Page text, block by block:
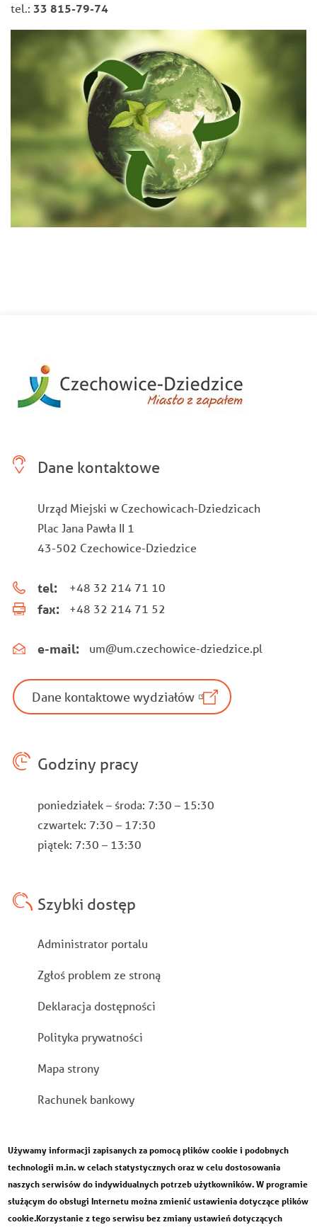
tel.: 33 815-79-74
Dane kontaktowe
Urząd Miejski w Czechowicach-Dziedzicach
Plac Jana Pawła II 1
43-502 Czechowice-Dziedzice
tel: +48 32 214 71 10
fax: +48 32 214 71 52
e-mail: um@um.czechowice-dziedzice.pl
Dane kontaktowe wydziałów
Godziny pracy
poniedziałek – środa: 7:30 – 15:30
czwartek: 7:30 – 17:30
piątek: 7:30 – 13:30
Szybki dostęp
Stopka
Administrator portalu
Zgłoś problem ze stroną
Deklaracja dostępności
Polityka prywatności
Mapa strony
Rachunek bankowy
Używamy informacji zapisanych za pomocą plików cookie i podobnych
technologii m.in. w celach statystycznych oraz w celu dostosowania
naszych serwisów do indywidualnych potrzeb użytkowników. W programie
służącym do obsługi Internetu można zmienić ustawienia dotyczące plików
cookie.Korzystanie z tego serwisu bez zmiany ustawień dotyczących